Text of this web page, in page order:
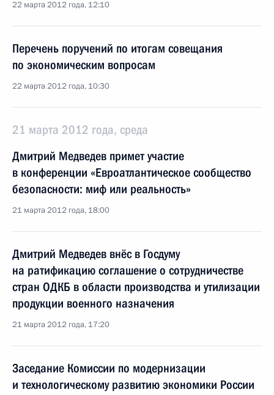
22 марта 2012 года, 12:10
Перечень поручений по итогам совещания
по экономическим вопросам
22 марта 2012 года, 10:30
21 марта 2012 года, среда
Дмитрий Медведев примет участие
в конференции «Евроатлантическое сообщество
безопасности: миф или реальность»
21 марта 2012 года, 18:00
Дмитрий Медведев внёс в Госдуму
на ратификацию соглашение о сотрудничестве
стран ОДКБ в области производства и утилизации
продукции военного назначения
21 марта 2012 года, 17:20
Заседание Комиссии по модернизации
и технологическому развитию экономики России